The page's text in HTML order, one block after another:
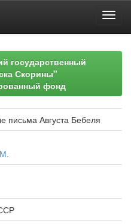
государственный
Скорины"
фонд
письма Августа Бебеля